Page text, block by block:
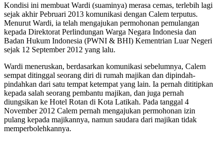
Kondisi ini membuat Wardi (suaminya) merasa cemas, terlebih lagi
sejak akhir Pebruari 2013 komunikasi dengan Calem terputus.
Menurut Wardi, ia telah mengajukan permohonan pemulangan
kepada Direktorat Perlindungan Warga Negara Indonesia dan
Badan Hukum Indonesia (PWNI & BHI) Kementrian Luar Negeri
sejak 12 September 2012 yang lalu.
Wardi meneruskan, berdasarkan komunikasi sebelumnya, Calem
sempat ditinggal seorang diri di rumah majikan dan dipindah-
pindahkan dari satu tempat ketempat yang lain. Ia pernah dititipkan
kepada salah seorang pembantu majikan, dan juga pernah
diungsikan ke Hotel Rotan di Kota Latikah. Pada tanggal 4
November 2012 Calem pernah mengajukan permohonan izin
pulang kepada majikannya, namun saudara dari majikan tidak
memperbolehkannya.